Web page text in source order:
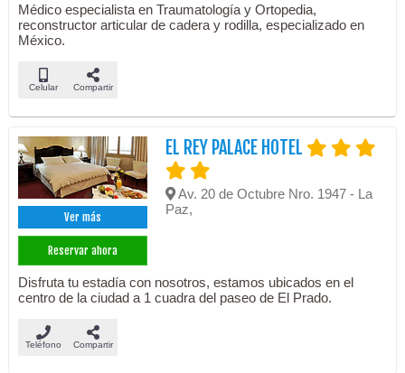
Médico especialista en Traumatología y Ortopedia,
reconstructor articular de cadera y rodilla, especializado en
México.
Celular Compartir
Ver más
Reservar ahora
EL REY PALACE HOTEL
Av. 20 de Octubre Nro. 1947 - La
Paz,
Disfruta tu estadía con nosotros, estamos ubicados en el
centro de la ciudad a 1 cuadra del paseo de El Prado.
Teléfono Compartir